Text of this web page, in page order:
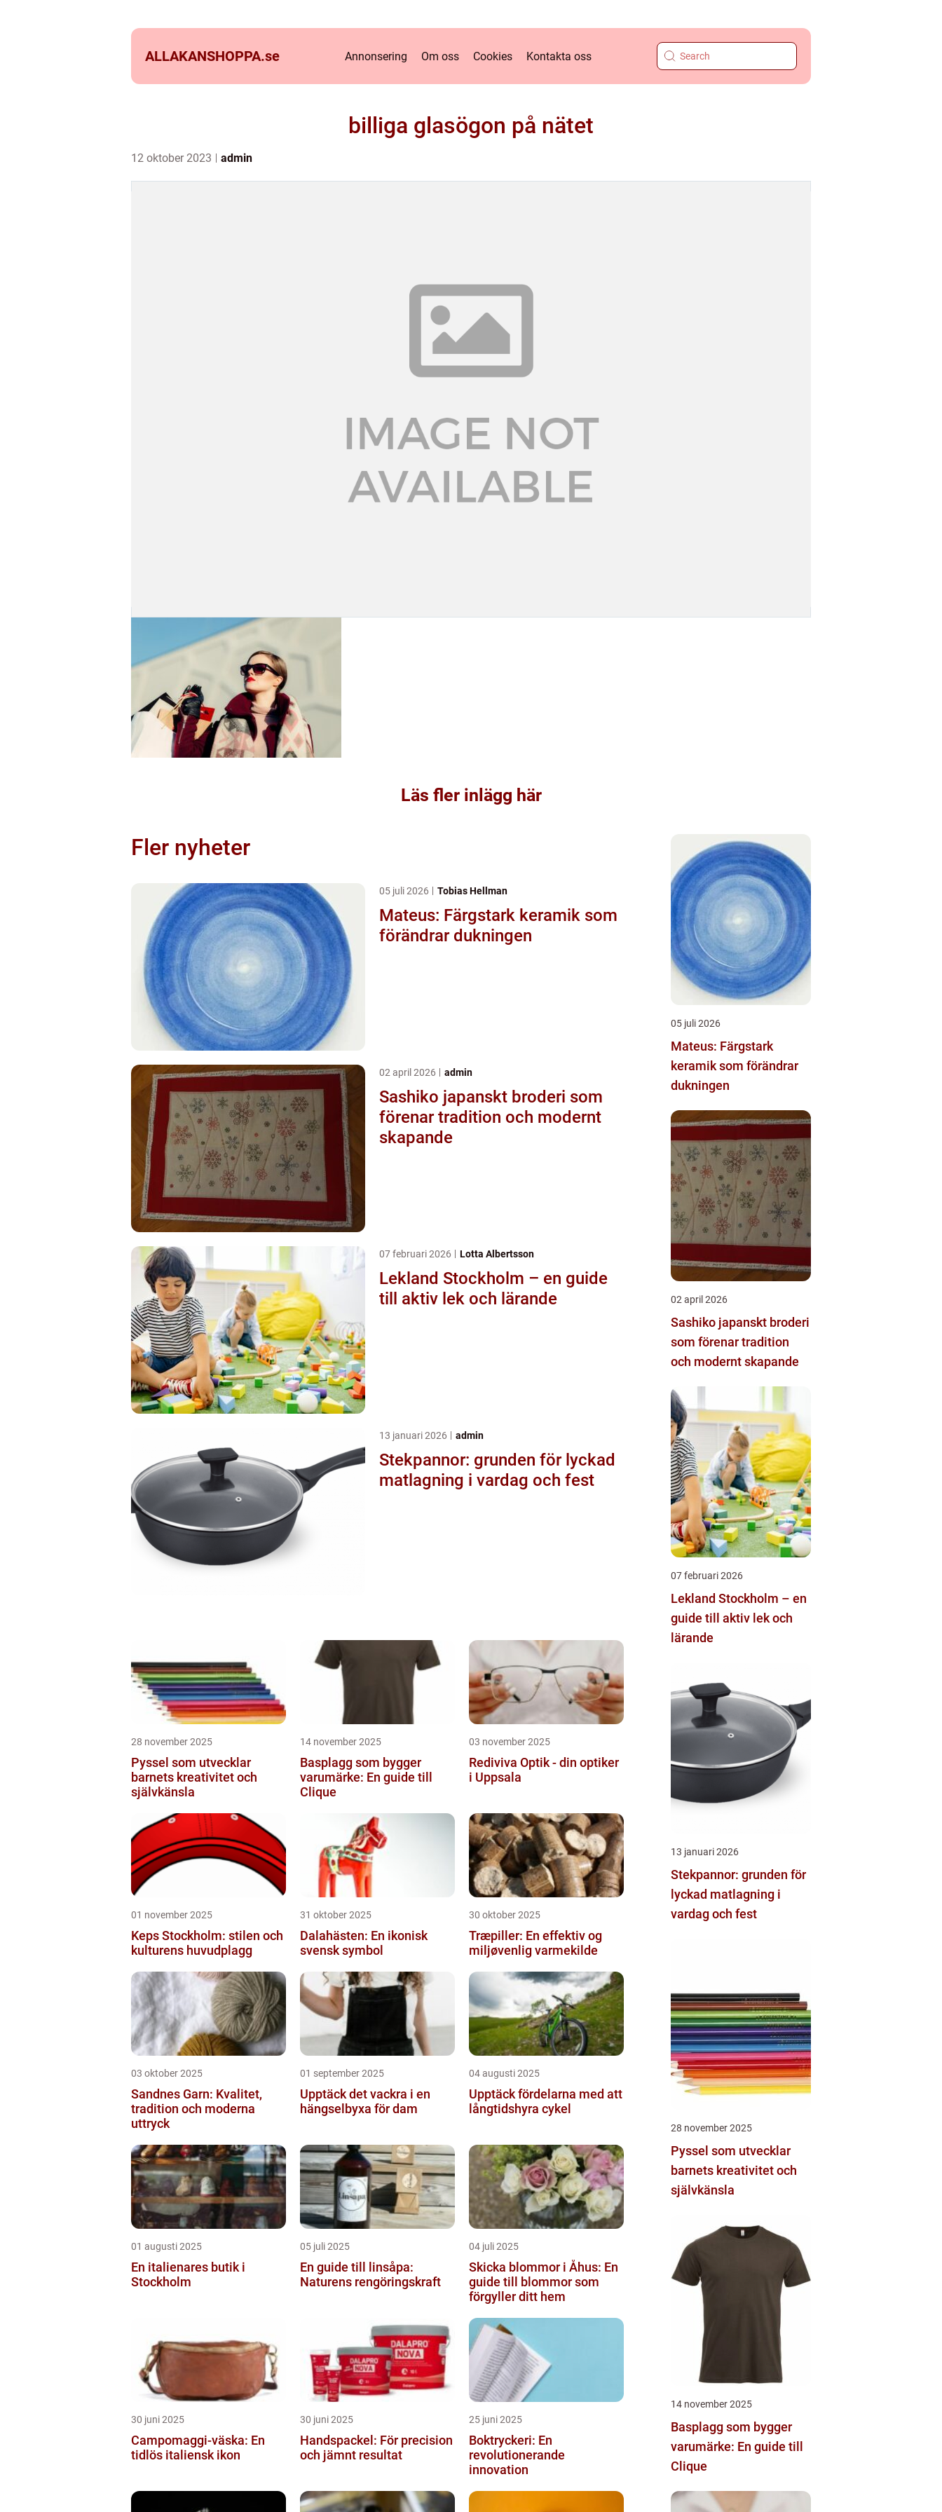
ALLAKANSHOPPA.se Annonsering Om oss Cookies Kontakta oss
billiga glasögon på nätet
12 oktober 2023 admin
Läs fler inlägg här
Fler nyheter
05 juli 2026 Tobias Hellman
Mateus: Färgstark keramik som
förändrar dukningen
02 april 2026 admin
Sashiko japanskt broderi som
förenar tradition och modernt
skapande
07 februari 2026 Lotta Albertsson
Lekland Stockholm – en guide
till aktiv lek och lärande
13 januari 2026 admin
Stekpannor: grunden för lyckad
matlagning i vardag och fest
28 november 2025
Pyssel som utvecklar
barnets kreativitet och
självkänsla
14 november 2025
Basplagg som bygger
varumärke: En guide till
Clique
03 november 2025
Rediviva Optik - din optiker
i Uppsala
01 november 2025
Keps Stockholm: stilen och
kulturens huvudplagg
31 oktober 2025
Dalahästen: En ikonisk
svensk symbol
30 oktober 2025
Træpiller: En effektiv og
miljøvenlig varmekilde
03 oktober 2025
Sandnes Garn: Kvalitet,
tradition och moderna
uttryck
01 september 2025
Upptäck det vackra i en
hängselbyxa för dam
04 augusti 2025
Upptäck fördelarna med att
långtidshyra cykel
01 augusti 2025
En italienares butik i
Stockholm
05 juli 2025
En guide till linsåpa:
Naturens rengöringskraft
04 juli 2025
Skicka blommor i Åhus: En
guide till blommor som
förgyller ditt hem
30 juni 2025
Campomaggi-väska: En
tidlös italiensk ikon
30 juni 2025
Handspackel: För precision
och jämnt resultat
25 juni 2025
Boktryckeri: En
revolutionerande
innovation
05 juli 2026
Mateus: Färgstark
keramik som förändrar
dukningen
02 april 2026
Sashiko japanskt broderi
som förenar tradition
och modernt skapande
07 februari 2026
Lekland Stockholm – en
guide till aktiv lek och
lärande
13 januari 2026
Stekpannor: grunden för
lyckad matlagning i
vardag och fest
28 november 2025
Pyssel som utvecklar
barnets kreativitet och
självkänsla
14 november 2025
Basplagg som bygger
varumärke: En guide till
Clique